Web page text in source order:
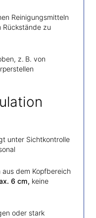
Reinigungsmitteln
Rückstände zu
z. B. von
unter Sichtkontrolle
dem Kopfbereich
6 cm, keine
oder stark